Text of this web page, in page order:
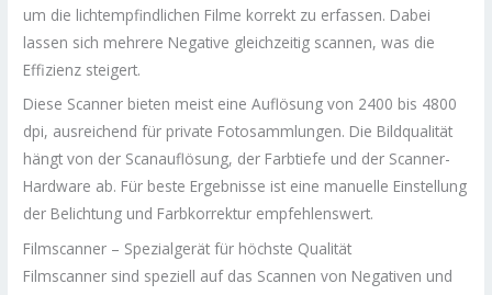
um die lichtempfindlichen Filme korrekt zu erfassen. Dabei
lassen sich mehrere Negative gleichzeitig scannen, was die
Effizienz steigert.
Diese Scanner bieten meist eine Auflösung von 2400 bis 4800
dpi, ausreichend für private Fotosammlungen. Die Bildqualität
hängt von der Scanauflösung, der Farbtiefe und der Scanner-
Hardware ab. Für beste Ergebnisse ist eine manuelle Einstellung
der Belichtung und Farbkorrektur empfehlenswert.
Filmscanner – Spezialgerät für höchste Qualität
Filmscanner sind speziell auf das Scannen von Negativen und